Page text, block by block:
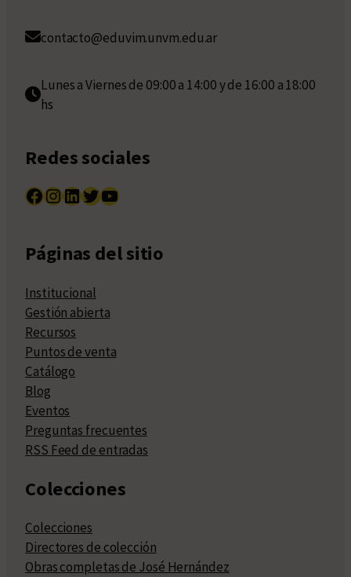
contacto@eduvim.unvm.edu.ar
Lunes a Viernes de 09:00 a 14:00 y de 16:00 a 18:00
hs
Redes sociales
Facebook InstagramLinkedIn Twitter YouTube
Páginas del sitio
Institucional
Gestión abierta
Recursos
Puntos de venta
Catálogo
Blog
Eventos
Preguntas frecuentes
RSS Feed de entradas
Colecciones
Colecciones
Directores de colección
Obras completas de José Hernández